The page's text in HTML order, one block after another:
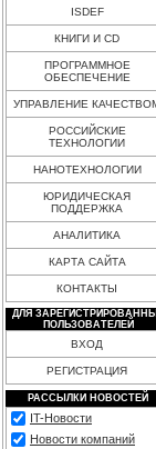
ISDEF
КНИГИ И CD
ПРОГРАММНОЕ
ОБЕСПЕЧЕНИЕ
УПРАВЛЕНИЕ
РОССИЙСКИЕ
ТЕХНОЛОГИИ
НАНОТЕХНОЛОГИИ
ЮРИДИЧЕСКАЯ
ПОДДЕРЖКА
АНАЛИТИКА
КАРТА САЙТА
КОНТАКТЫ
ДЛЯ
ПОЛЬЗОВАТЕЛЕЙ
ВХОД
РЕГИСТРАЦИЯ
РАССЫЛКИ НОВОСТЕЙ
IT-Новости
Новости компаний